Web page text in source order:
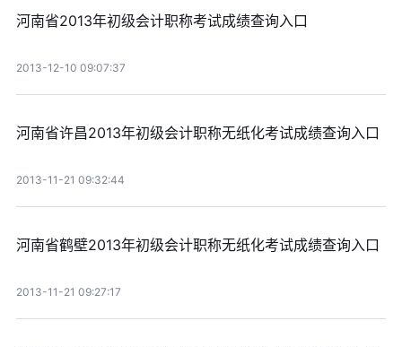
河南省2013年初级会计职称考试成绩查询入口
2013-12-10 09:07:37
河南省许昌2013年初级会计职称无纸化考试成绩查询入口
2013-11-21 09:32:44
河南省鹤壁2013年初级会计职称无纸化考试成绩查询入口
2013-11-21 09:27:17